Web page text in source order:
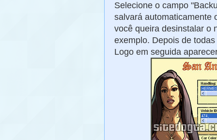
Selecione o campo
salvará automaticamente
você queira desinstalar o
exemplo. Depois de
Logo em seguida